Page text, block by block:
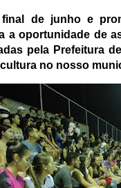
de junho e
a oportunidade de
pela Prefeitura
no nosso